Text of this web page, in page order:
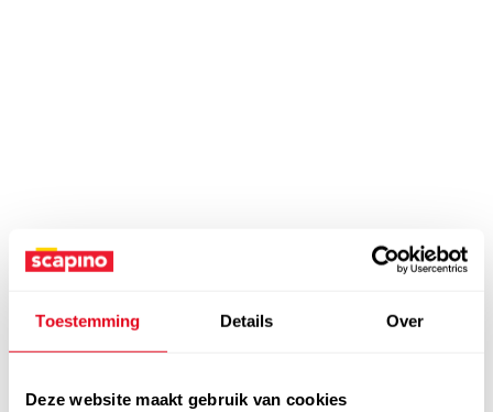
Toestemming Details Over
Deze website maakt gebruik van cookies